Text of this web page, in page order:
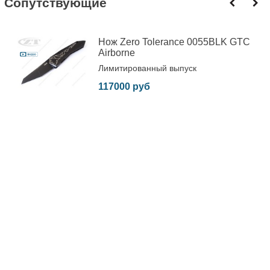
Cопутствующие
Нож Zero Tolerance 0055BLK GTC
Airborne
Лимитированный выпуск
117000 руб